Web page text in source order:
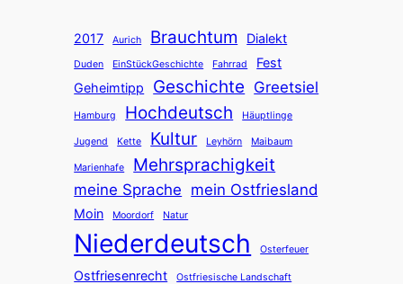
2017 Aurich Brauchtum Dialekt
Duden EinStückGeschichte Fahrrad
Fest
Geheimtipp
Geschichte Greetsiel
Hamburg Hochdeutsch Häuptlinge
Jugend Kette Kultur Leyhörn Maibaum
Marienhafe Mehrsprachigkeit
meine Sprache mein Ostfriesland
Moin Moordorf Natur
Niederdeutsch Osterfeuer
Ostfriesenrecht Ostfriesische Landschaft